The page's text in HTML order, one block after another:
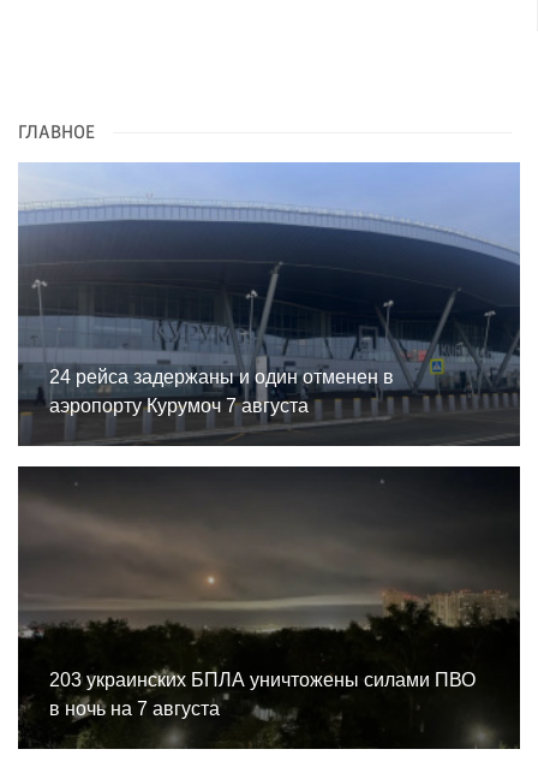
ГЛАВНОЕ
24 рейса задержаны и один отменен в
аэропорту Курумоч 7 августа
203 украинских БПЛА уничтожены силами ПВО
в ночь на 7 августа